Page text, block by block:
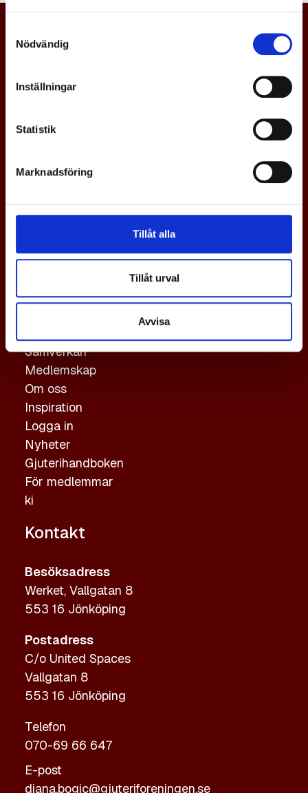
Nödvändig
Inställningar
Statistik
Marknadsföring
Tillåt alla
Tillåt urval
Avvisa
En svensk gjuteriindustri i världsklass,
med tillväxt och konkurrenskraft via
Samverkan
Medlemskap
Om oss
Inspiration
Logga in
Nyheter
Gjuterihandboken
För medlemmar
ki
Kontakt
Besöksadress
Werket, Vallgatan 8
553 16 Jönköping
Postadress
C/o United Spaces
Vallgatan 8
553 16 Jönköping
Telefon
070-69 66 647
E-post
diana.bogic@gjuteriforeningen.se